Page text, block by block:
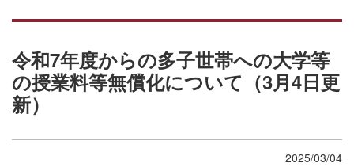
令和7年度からの多子世帯への大学等
の授業料等無償化について（3月4日更
新）
2025/03/04